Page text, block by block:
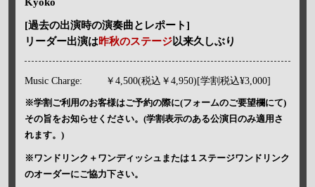
[過去の出演時の演奏曲とレポート]
リーダー出演は昨秋のステージ以来久しぶり
Music Charge: ￥4,500(税込￥4,950)[学割税込¥3,000]
※学割ご利用のお客様はご予約の際に(フォームのご要望欄にて)
その旨をお知らせください。(学割表示のある公演日のみ適用さ
れます。)
※ワンドリンク＋ワンディッシュまたは１ステージワンドリンク
のオーダーにご協力下さい。